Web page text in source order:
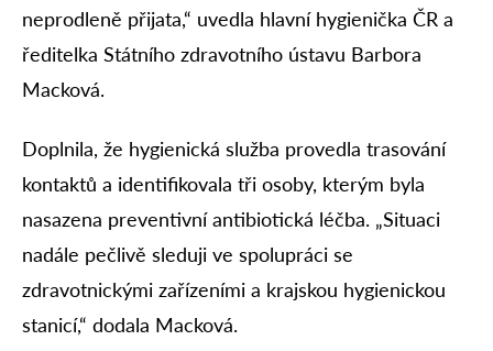
neprodleně přijata,“ uvedla hlavní hygienička ČR a
ředitelka Státního zdravotního ústavu Barbora
Macková.
Doplnila, že hygienická služba provedla trasování
kontaktů a identifikovala tři osoby, kterým byla
nasazena preventivní antibiotická léčba. „Situaci
nadále pečlivě sleduji ve spolupráci se
zdravotnickými zařízeními a krajskou hygienickou
stanicí,“ dodala Macková.